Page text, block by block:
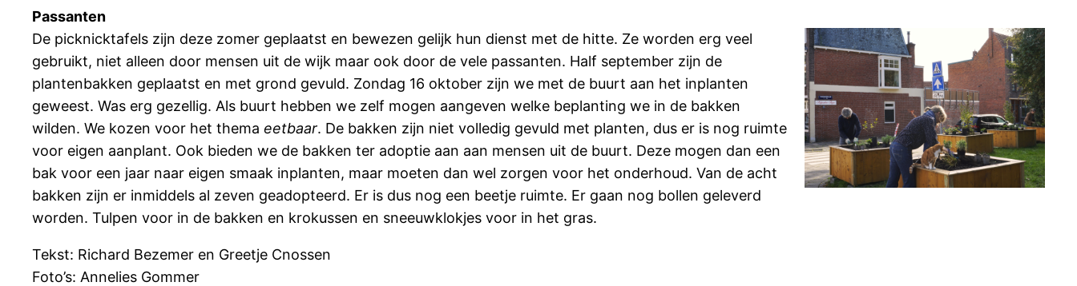
Passanten
De picknicktafels zijn deze zomer geplaatst en bewezen gelijk hun dienst met de hitte. Ze worden erg veel
gebruikt, niet alleen door mensen uit de wijk maar ook door de vele passanten. Half september zijn de
plantenbakken geplaatst en met grond gevuld. Zondag 16 oktober zijn we met de buurt aan het inplanten
geweest. Was erg gezellig. Als buurt hebben we zelf mogen aangeven welke beplanting we in de bakken
wilden. We kozen voor het thema eetbaar. De bakken zijn niet volledig gevuld met planten, dus er is nog ruimte
voor eigen aanplant. Ook bieden we de bakken ter adoptie aan aan mensen uit de buurt. Deze mogen dan een
bak voor een jaar naar eigen smaak inplanten, maar moeten dan wel zorgen voor het onderhoud. Van de acht
bakken zijn er inmiddels al zeven geadopteerd. Er is dus nog een beetje ruimte. Er gaan nog bollen geleverd
worden. Tulpen voor in de bakken en krokussen en sneeuwklokjes voor in het gras.
Tekst: Richard Bezemer en Greetje Cnossen
Foto’s: Annelies Gommer